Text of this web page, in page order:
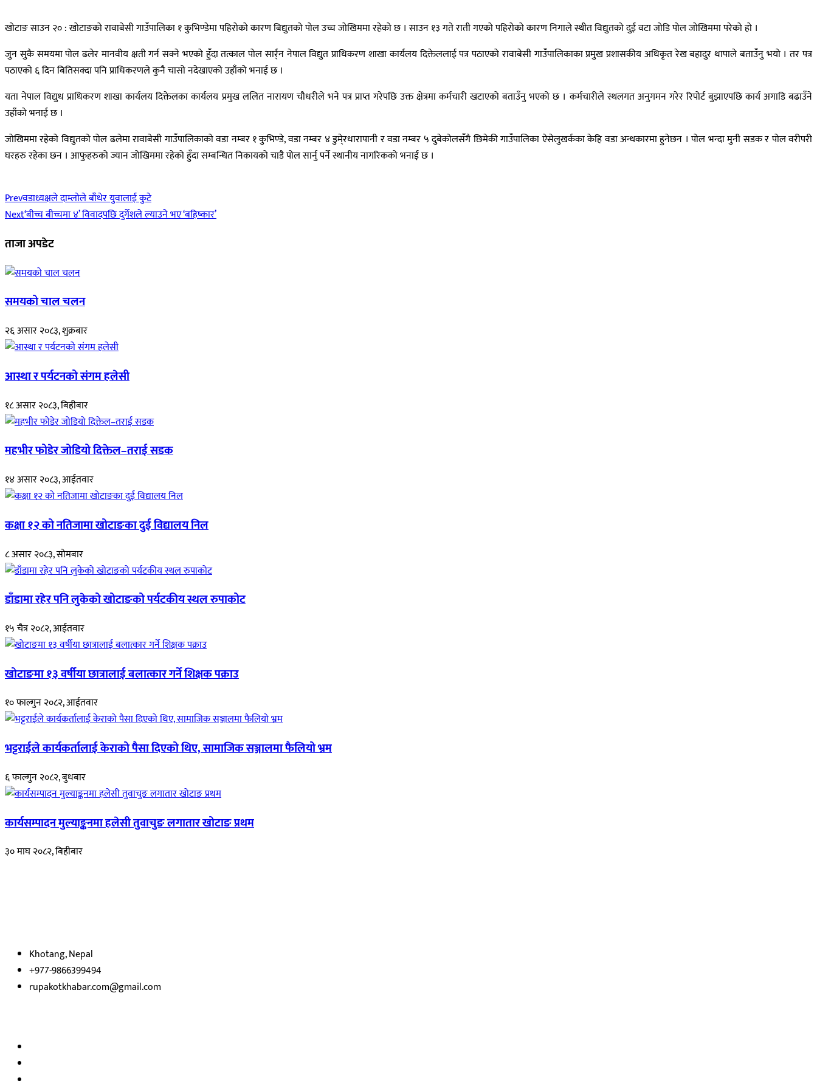
खोटाङ साउन २० : खोटाङको रावाबेसी गाउँपालिका १ कुभिण्डेमा पहिरोको कारण बिद्युतको पोल उच्च जोखिममा रहेको छ । साउन १३ गते राती गएको पहिरोको कारण निगाले स्थीत विद्युतको दुई वटा जोडि पोल जोखिममा परेको हो ।
जुन सुकै समयमा पोल ढलेर मानवीय क्षती गर्न सक्ने भएको हुँदा तत्काल पोल सार्र्न नेपाल विद्युत प्राधिकरण शाखा कार्यलय दिक्तेललाई पत्र पठाएको रावाबेसी गाउँपालिकाका प्रमुख प्रशासकीय अधिकृत रेख बहादुर थापाले बताउँनु भयो । तर पत्र
पठाएको ६ दिन बितिसक्दा पनि प्राधिकरणले कुनै चासो नदेखाएको उहाँको भनाई छ ।
यता नेपाल विद्युध प्राधिकरण शाखा कार्यलय दिक्तेलका कार्यलय प्रमुख ललित नारायण चौधरीले भने पत्र प्राप्त गरेपछि उक्त क्षेत्रमा कर्मचारी खटाएको बताउँनु भएको छ । कर्मचारीले स्थलगत अनुगमन गरेर रिपोर्ट बुझाएपछि कार्य अगाडि बढाउँने
उहाँको भनाई छ ।
जोखिममा रहेको विद्युतको पोल ढलेमा रावाबेसी गाउँपालिकाको वडा नम्बर १ कुभिण्डे, वडा नम्बर ४ डुमे्रधारापानी र वडा नम्बर ५ दुबेकोलसँगै छिमेकी गाउँपालिका ऐसेलुखर्कका केहि वडा अन्धकारमा हुनेछन । पोल भन्दा मुनी सडक र पोल वरीपरी
घरहरु रहेका छन । आफुहरुको ज्यान जोखिममा रहेको हुँदा सम्बन्धित निकायको चाडै पोल सार्नु पर्ने स्थानीय नागरिकको भनाई छ ।
Prevवडाध्यक्षले दाम्लोले बाँधेर युवालाई कुटे
Next‘बीच्च बीच्चमा ४’ विवादपछि दुर्गेशले ल्याउने भए ‘बहिष्कार’
ताजा अपडेट
समयको चाल चलन
२६ असार २०८३, शुक्रबार
आस्था र पर्यटनको संगम हलेसी
१८ असार २०८३, बिहीबार
महभीर फोडेर जोडियो दिक्तेल–तराई सडक
१४ असार २०८३, आईतवार
कक्षा १२ को नतिजामा खोटाङका दुई विद्यालय निल
८ असार २०८३, सोमबार
डाँडामा रहेर पनि लुकेको खोटाङको पर्यटकीय स्थल रुपाकोट
१५ चैत्र २०८२, आईतवार
खोटाङमा १३ वर्षीया छात्रालाई बलात्कार गर्ने शिक्षक पक्राउ
१० फाल्गुन २०८२, आईतवार
भट्टराईले कार्यकर्तालाई केराको पैसा दिएको थिए, सामाजिक सञ्जालमा फैलियो भ्रम
६ फाल्गुन २०८२, बुधबार
कार्यसम्पादन मुल्याङ्कनमा हलेसी तुवाचुङ लगातार खोटाङ प्रथम
३० माघ २०८२, बिहीबार
Khotang, Nepal
+977-9866399494
rupakotkhabar.com@gmail.com